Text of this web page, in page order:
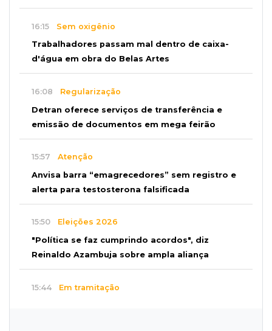
16:15 Sem oxigênio
Trabalhadores passam mal dentro de caixa-
d'água em obra do Belas Artes
16:08 Regularização
Detran oferece serviços de transferência e
emissão de documentos em mega feirão
15:57 Atenção
Anvisa barra “emagrecedores” sem registro e
alerta para testosterona falsificada
15:50 Eleições 2026
"Política se faz cumprindo acordos", diz
Reinaldo Azambuja sobre ampla aliança
15:44 Em tramitação